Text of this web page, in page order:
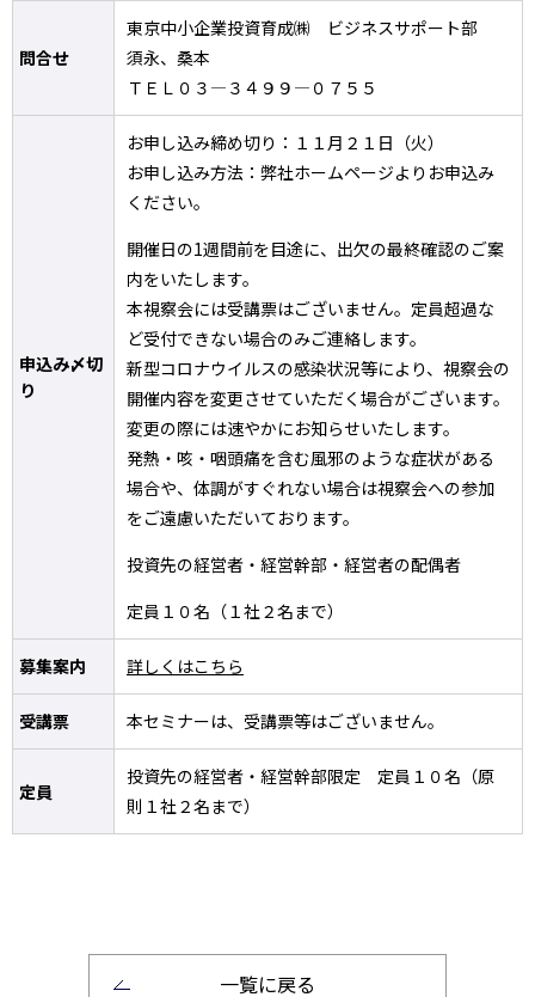
問合せ
東京中小企業投資育成㈱ ビジネスサポート部
須永、桑本
ＴＥＬ０３―３４９９―０７５５
申込み〆切
り
お申し込み締め切り：１１月２１日（火）
お申し込み方法：弊社ホームページよりお申込み
ください。
開催日の1週間前を目途に、出欠の最終確認のご案
内をいたします。
本視察会には受講票はございません。定員超過な
ど受付できない場合のみご連絡します。
新型コロナウイルスの感染状況等により、視察会の
開催内容を変更させていただく場合がございます。
変更の際には速やかにお知らせいたします。
発熱・咳・咽頭痛を含む風邪のような症状がある
場合や、体調がすぐれない場合は視察会への参加
をご遠慮いただいております。
投資先の経営者・経営幹部・経営者の配偶者
定員１０名（１社２名まで）
募集案内 詳しくはこちら
受講票 本セミナーは、受講票等はございません。
定員
投資先の経営者・経営幹部限定 定員１０名（原
則１社２名まで）
一覧に戻る